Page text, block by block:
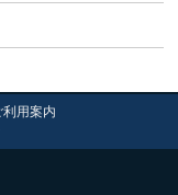
利用案内